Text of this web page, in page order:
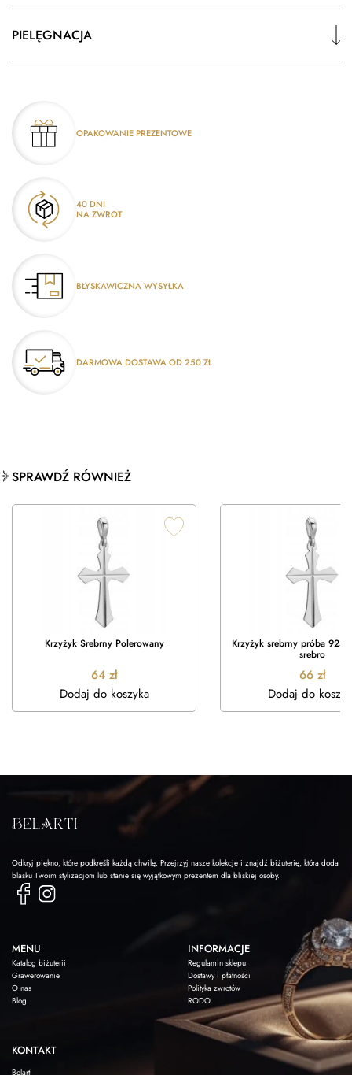
PIELĘGNACJA
OPAKOWANIE PREZENTOWE
40 DNI
NA ZWROT
BŁYSKAWICZNA WYSYŁKA
DARMOWA DOSTAWA OD 250 ZŁ
SPRAWDŹ RÓWNIEŻ
Krzyżyk Srebrny Polerowany
64 zł
Dodaj do koszyka
Krzyżyk srebrny próba 925
srebro
66 zł
Dodaj do
Odkryj piękno, które podkreśli każdą chwilę. Przejrzyj nasze kolekcje i znajdź biżuterię, która doda
blasku Twoim stylizacjom lub stanie się wyjątkowym prezentem dla bliskiej osoby.
MENU
Katalog biżuterii
Grawerowanie
O nas
Blog
INFORMACJE
Regulamin sklepu
Dostawy i płatności
Polityka zwrotów
RODO
KONTAKT
Belarti